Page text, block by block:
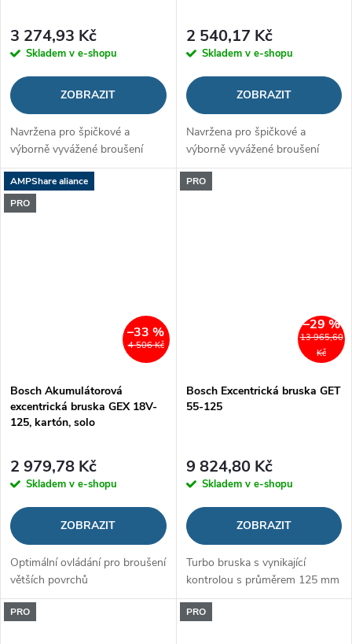
3 274,93 Kč
Skladem v e-shopu
ZOBRAZIT
Navržena pro špičkové a
výborně vyvážené broušení
2 540,17 Kč
Skladem v e-shopu
ZOBRAZIT
Navržena pro špičkové a
výborně vyvážené broušení
AMPShare aliance
PRO
4 506 Kč
–33 %
Bosch Akumulátorová
excentrická bruska GEX 18V-
125, kartón, solo
2 979,78 Kč
Skladem v e-shopu
ZOBRAZIT
Optimální ovládání pro broušení
větších povrchů
PRO
13 965,60
Kč
–29 %
Bosch Excentrická bruska GET
55-125
9 824,80 Kč
Skladem v e-shopu
ZOBRAZIT
Turbo bruska s vynikající
kontrolou s průměrem 125 mm
PRO PRO